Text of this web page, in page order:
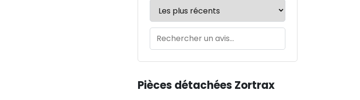
Pièces détachées Zortrax